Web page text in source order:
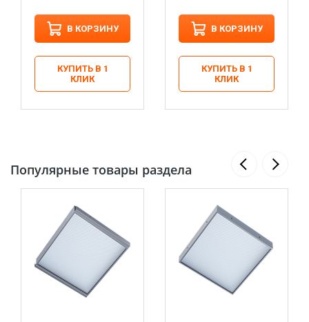
В КОРЗИНУ
КУПИТЬ В 1
КЛИК
В КОРЗИНУ
КУПИТЬ В 1
КЛИК
Популярные товары раздела